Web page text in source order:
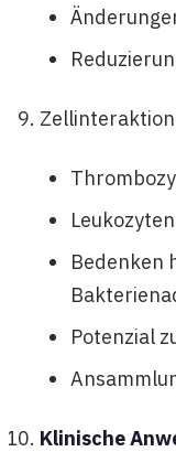
Bedenken
Potenzial
Klinische